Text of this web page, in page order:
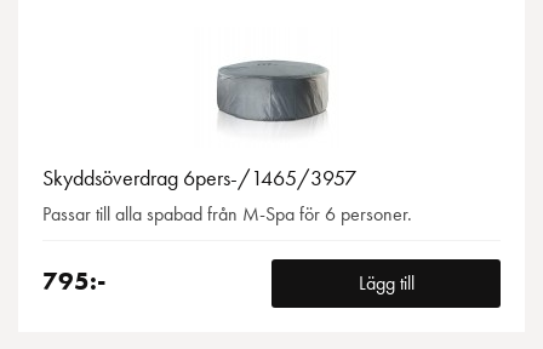
Skyddsöverdrag 6pers-/1465/3957
Passar till alla spabad från M-Spa för 6 personer.
795:- Lägg till